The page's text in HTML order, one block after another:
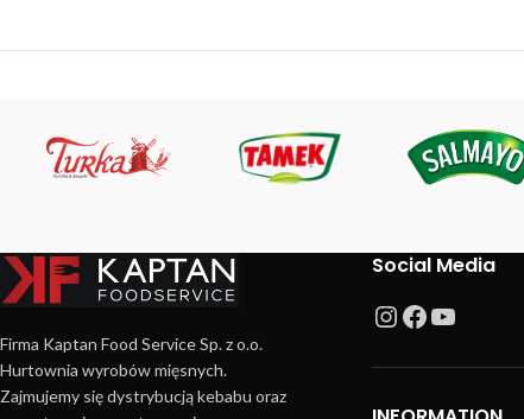
Firma Kaptan Food Service Sp. z o.o.
Hurtownia wyrobów mięsnych.
Zajmujemy się dystrybucją kebabu oraz
Social Media